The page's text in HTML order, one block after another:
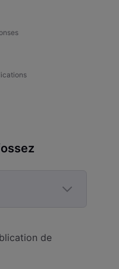
de